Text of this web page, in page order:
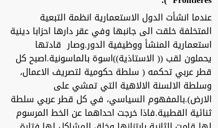
عندما انشأت الدول الاستعمارية انظمة التبعية
المتخلفة خلقت الى جانبها وفي عقر دارها احزابا دينية
استعمارية المنشأ ووظيفية الدور.وصار قادتها
يحملون لقب (( الاستاذية))اسوة بالماسونية.اصبح كل
قطر عربي تحكمه ( سلطة حكومية لتصريف الاعمال،
وسلطة الالسنة الالاهية التي تمشي على
الارض).بالمفهوم السياسي، في كل قطر عربي سلطة
ثنائية القطبية.فاذا خرجت احداهما عن الخط المرسوم